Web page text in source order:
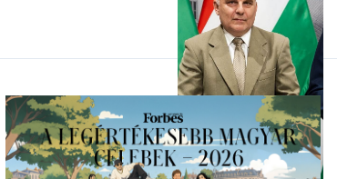
Családi vállalkozások